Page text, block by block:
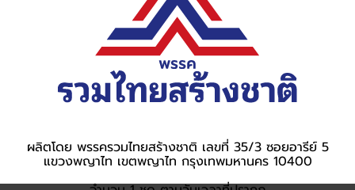
ผลิตโดย พรรครวมไทยสร้างชาติ เลขที่ 35/3 ซอยอารีย์ 5
แขวงพญาไท เขตพญาไท กรุงเทพมหานคร 10400